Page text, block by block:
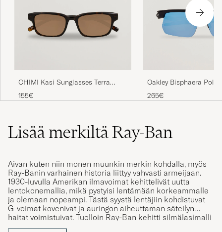
CHIMI Kasi Sunglasses Terra
Tortoise
155€
Oakley Bisphaera
Sunglasses Matte Black
265€
Lisää merkiltä Ray-Ban
Aivan kuten niin monen muunkin merkin kohdalla, myös
Ray-Banin varhainen historia liittyy vahvasti armeijaan.
1930-luvulla Amerikan ilmavoimat kehittelivät uutta
lentokonemallia, mikä pystyisi lentämään korkeammalle
ja olemaan nopeampi. Tästä syystä lentäjiin kohdistuvat
G-voimat kovenivat ja auringon aiheuttaman säteilyn
haitat voimistuivat. Tuolloin Ray-Ban kehitti silmälasimalli
Aviatorin suojelemaan ilmavoimien lentäjien silmiä, mutta